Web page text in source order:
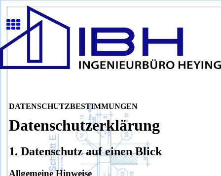
DATENSCHUTZBESTIMMUNGEN